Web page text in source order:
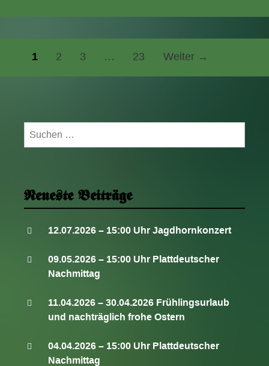
15:00
Plattdeutscher
r
a
1 2 3 … 23 Weiter →
Suchen
Neueste Beiträge
12.07.2026 – 15:00 Uhr Jagdhornkonzert
09.05.2026 – 15:00 Uhr Plattdeutscher
Nachmittag
11.04.2026 – 30.04.2026 Frühlingsurlaub
und nachträglich frohe Ostern
04.04.2026 – 15:00 Uhr Plattdeutscher
Nachmittag